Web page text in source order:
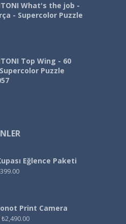
What's the job -
- Supercolor Puzzle
Top Wing - 60
Puzzle
Eğlence Paketi
399.00
Print Camera
₺2,490.00